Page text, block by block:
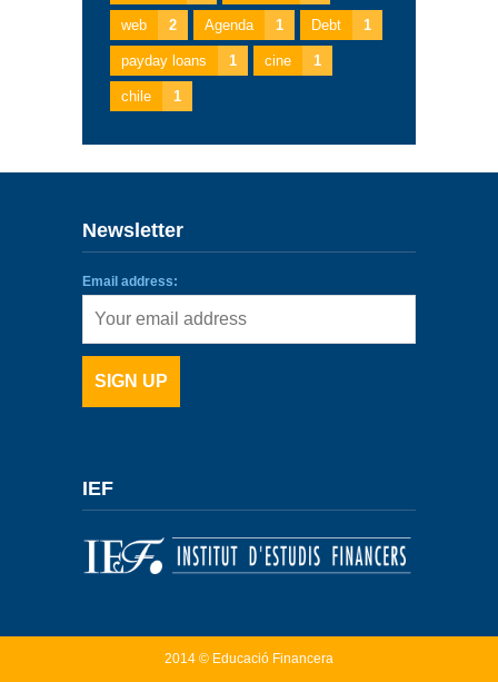
web 2 Agenda 1 Debt 1
payday loans 1 cine 1
chile 1
Newsletter
Email address:
IEF
2014 © Educació Financera